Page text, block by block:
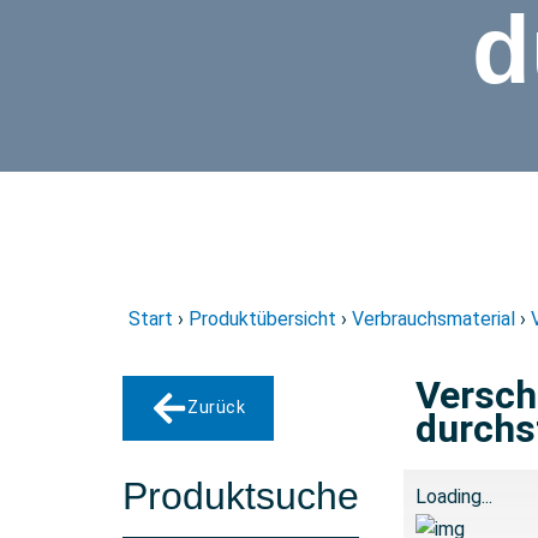
Start › Produktübersicht › Verbrauchsmaterial ›
Zurück
Produktsuche Loading...